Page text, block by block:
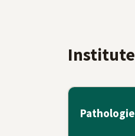
Institute
Pathologie